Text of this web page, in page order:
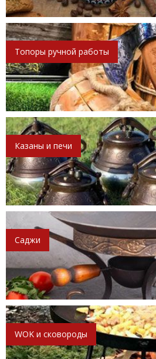
Топоры ручной работы
Казаны и печи
Саджи
WOK и сковороды